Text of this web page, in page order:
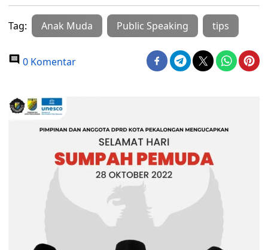
Tag: Anak Muda Public Speaking tips
0 Komentar